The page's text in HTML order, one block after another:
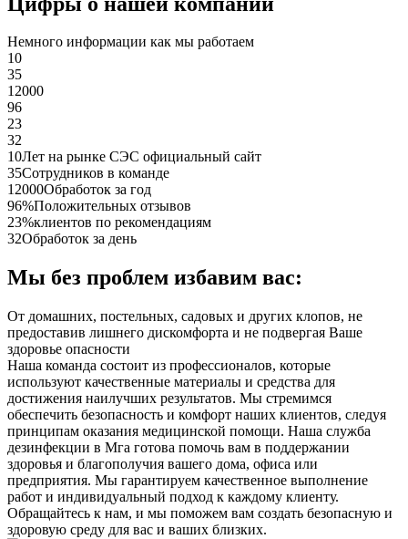
Немного информации как мы работаем
10
35
12000
96
23
32
10Лет на рынке СЭС официальный сайт
35Сотрудников в команде
12000Обработок за год
96%Положительных отзывов
23%клиентов по рекомендациям
32Обработок за день
Мы без проблем избавим вас:
От домашних, постельных, садовых и других клопов, не
предоставив лишнего дискомфорта и не подвергая Ваше
здоровье опасности
Наша команда состоит из профессионалов, которые
используют качественные материалы и средства для
достижения наилучших результатов. Мы стремимся
обеспечить безопасность и комфорт наших клиентов, следуя
принципам оказания медицинской помощи. Наша служба
дезинфекции в Мга готова помочь вам в поддержании
здоровья и благополучия вашего дома, офиса или
предприятия. Мы гарантируем качественное выполнение
работ и индивидуальный подход к каждому клиенту.
Обращайтесь к нам, и мы поможем вам создать безопасную и
здоровую среду для вас и ваших близких.